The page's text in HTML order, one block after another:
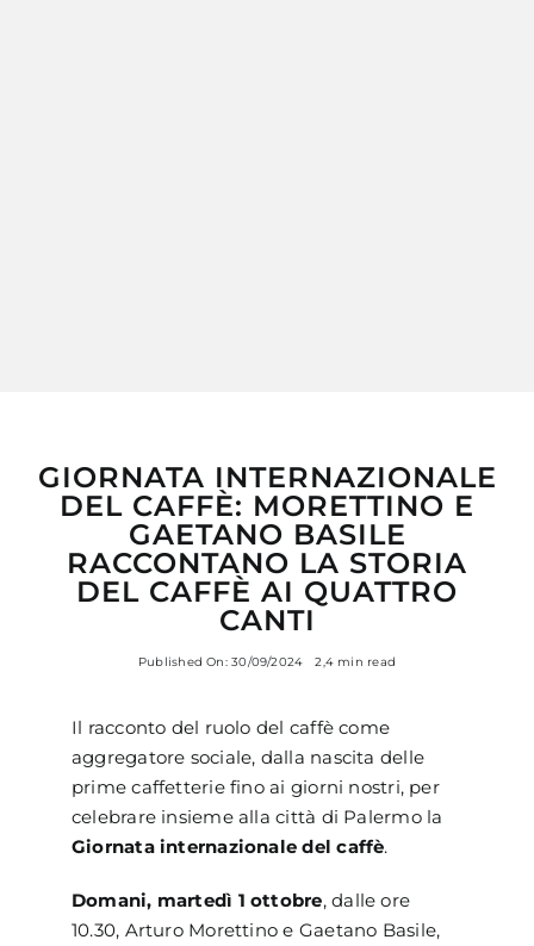
GIORNATA INTERNAZIONALE
DEL CAFFÈ: MORETTINO E
GAETANO BASILE
RACCONTANO LA STORIA
DEL CAFFÈ AI QUATTRO
CANTI
Published On: 30/09/2024 2,4 min read
Il racconto del ruolo del caffè come
aggregatore sociale, dalla nascita delle
prime caffetterie fino ai giorni nostri, per
celebrare insieme alla città di Palermo la
Giornata internazionale del caffè.
Domani, martedì 1 ottobre, dalle ore
10.30, Arturo Morettino e Gaetano Basile,